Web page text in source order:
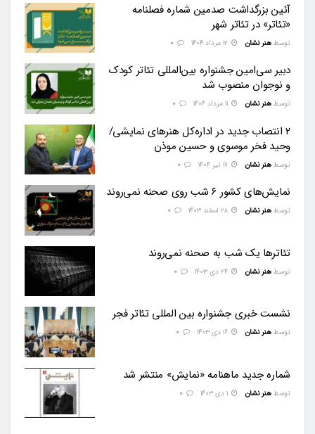
آئین بزرگداشت صدمین شماره فصلنامه
«تئاتر» در تئاتر شهر
توسط هنر نشان
دبیر سی‌امین جشنواره بین‌المللی تئاتر کودک
و نوجوان منصوب شد
توسط هنر نشان
۲ انتصاب جدید در اداره‌کل هنرهای نمایشی/
وحید فخر موسوی و حسین موذن
توسط هنر نشان
نمایش‌های کشور ۶ شب روی صحنه نمی‌روند
توسط هنر نشان
تئاترها یک شب به صحنه نمی‌روند
توسط هنر نشان
نشست خبری جشنواره بین المللی تئاتر فجر
توسط هنر نشان
شماره‌ جدید ماهنامه‌ «نمایش» منتشر شد
توسط هنر نشان